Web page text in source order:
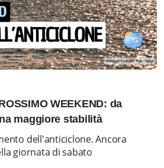
WEEKEND: da
maggiore stabilità
dell'anticiclone. Ancora
giornata di sabato